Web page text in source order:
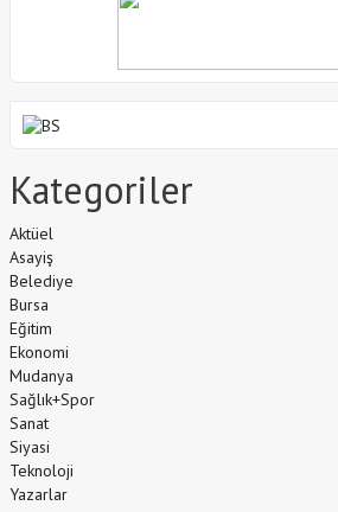
Kategoriler
Aktüel
Asayiş
Belediye
Bursa
Eğitim
Ekonomi
Mudanya
Sağlık+Spor
Sanat
Siyasi
Teknoloji
Yazarlar